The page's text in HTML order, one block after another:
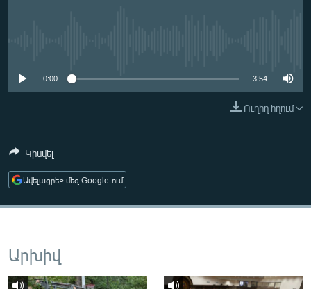
ՄԻՋԱԶԳԱՅԻՆ
ՄԵԿՆԱԲԱՆՈՒԹՅՈՒՆ
ՏՏ ԵՒ ԻՆՏԵՐՆԵՏ
ՏԵՍԱՆՅՈՒԹԵՐ
0:00 3:54
Ուղիղ հղում
Կիսվել
Ավելացրեք մեզ Google-ում
Արխիվ